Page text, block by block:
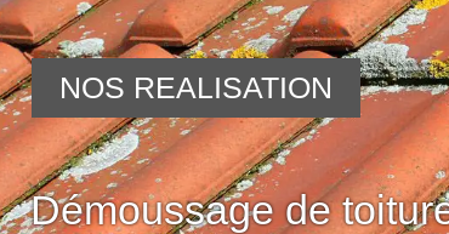
Démoussage de
NOS REALISATION